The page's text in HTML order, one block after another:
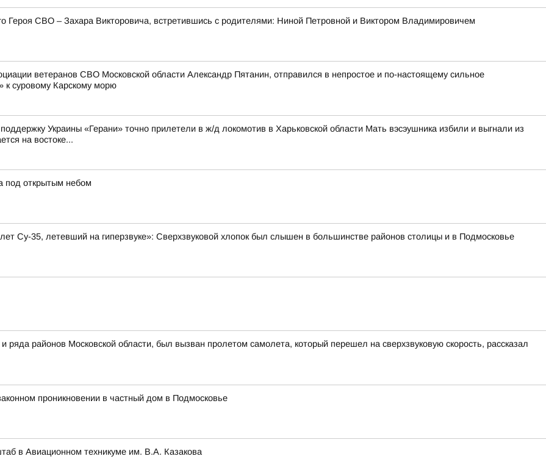
Героя СВО – Захара Викторовича, встретившись с родителями: Ниной Петровной и Виктором Владимировичем
ветеранов СВО Московской области Александр Пятанин, отправился в непростое и по-настоящему сильное
к суровому Карскому морю
Украины «Герани» точно прилетели в ж/д локомотив в Харьковской области Мать вэсэушника избили и выгнали из
на востоке...
под открытым небом
Су-35, летевший на гиперзвуке»: Сверхзвуковой хлопок был слышен в большинстве районов столицы и в Подмосковье
районов Московской области, был вызван пролетом самолета, который перешел на сверхзвуковую скорость, рассказал
проникновении в частный дом в Подмосковье
в Авиационном техникуме им. В.А. Казакова